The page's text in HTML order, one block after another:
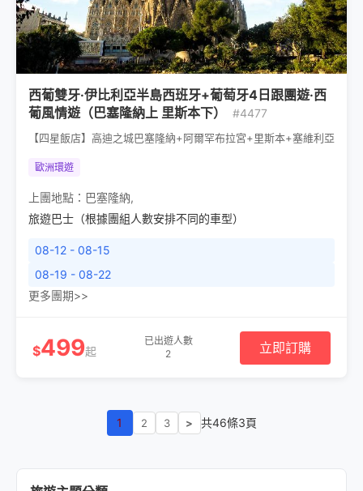
西葡雙牙·伊比利亞半島西班牙+葡萄牙4日跟團遊·西
葡風情遊（巴塞隆納上 里斯本下）
#4477
【四星飯店】高迪之城巴塞隆納+阿爾罕布拉宮+里斯本+塞維利亞
歐洲環遊
上團地點： 巴塞隆納,
旅遊巴士（根據團組人數安排不同的車型）
08-12 - 08-15
08-19 - 08-22
更多團期>>
$499起
已出遊人數
2
立即訂購
1 2 3 > 共46條3頁